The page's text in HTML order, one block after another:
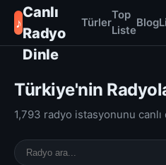
♪
Canlı
Radyo
Dinle
Türler
Top
Liste
Blog
Türkiye'nin
1,793 radyo istasyonunu